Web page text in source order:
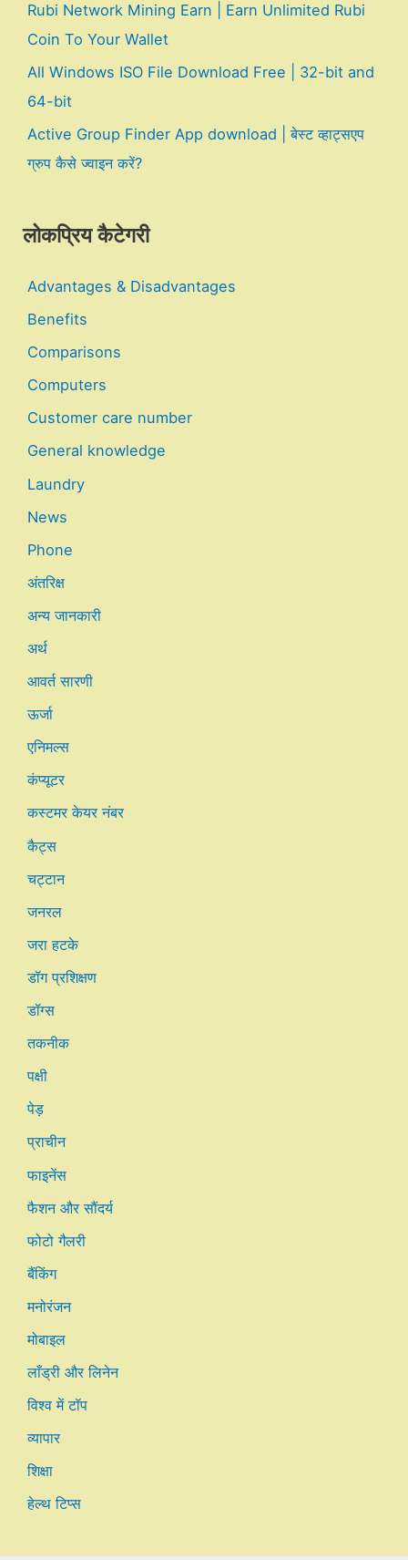
Rubi Network Mining Earn | Earn Unlimited Rubi
Coin To Your Wallet
All Windows ISO File Download Free | 32-bit and
64-bit
Active Group Finder App download | बेस्ट व्हाट्सएप
ग्रुप कैसे ज्वाइन करें?
लोकप्रिय कैटेगरी
Advantages & Disadvantages
Benefits
Comparisons
Computers
Customer care number
General knowledge
Laundry
News
Phone
अंतरिक्ष
अन्य जानकारी
अर्थ
आवर्त सारणी
ऊर्जा
एनिमल्स
कंप्यूटर
कस्टमर केयर नंबर
कैट्स
चट्टान
जनरल
जरा हटके
डॉग प्रशिक्षण
डॉग्स
तकनीक
पक्षी
पेड़
प्राचीन
फाइनेंस
फैशन और सौंदर्य
फोटो गैलरी
बैंकिंग
मनोरंजन
मोबाइल
लाँड्री और लिनेन
विश्व में टॉप
व्यापार
शिक्षा
हेल्थ टिप्स